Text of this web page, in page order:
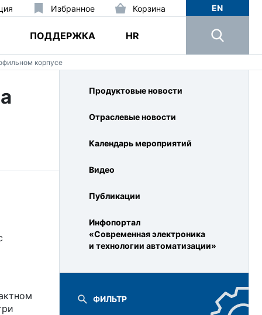
Избранное Корзина
ПОДДЕРЖКА HR
EN
корпусе
Продуктовые новости
Отраслевые новости
Календарь мероприятий
Видео
Публикации
Инфопортал
«Современная электроника
и технологии автоматизации»
ФИЛЬТР